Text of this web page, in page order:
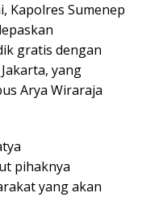
Kapolres Sumenep
gratis dengan
yang
Arya Wiraraja
pihaknya
yang akan